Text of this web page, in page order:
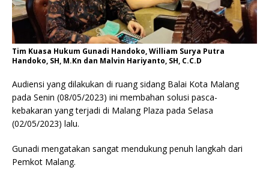
Tim Kuasa Hukum Gunadi Handoko, William Surya Putra
Handoko, SH, M.Kn dan Malvin Hariyanto, SH, C.C.D
Audiensi yang dilakukan di ruang sidang Balai Kota Malang
pada Senin (08/05/2023) ini membahan solusi pasca-
kebakaran yang terjadi di Malang Plaza pada Selasa
(02/05/2023) lalu.
Gunadi mengatakan sangat mendukung penuh langkah dari
Pemkot Malang.